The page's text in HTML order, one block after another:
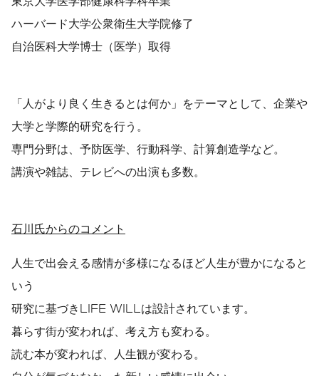
ハーバード大学公衆衛生大学院修了
自治医科大学博士（医学）取得
「人がより良く生きるとは何か」をテーマとして、企業や
大学と学際的研究を行う。
専門分野は、予防医学、行動科学、計算創造学など。
講演や雑誌、テレビへの出演も多数。
石川氏からのコメント
人生で出会える感情が多様になるほど人生が豊かになると
いう
研究に基づきLIFE WILLは設計されています。
暮らす街が変われば、考え方も変わる。
読む本が変われば、人生観が変わる。